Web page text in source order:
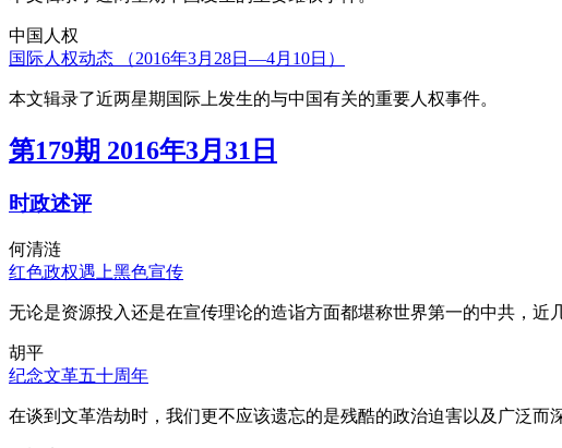
中国人权
国际人权动态 （2016年3月28日—4月10日）
本文辑录了近两星期国际上发生的与中国有关的重要人权事件。
第179期 2016年3月31日
时政述评
何清涟
红色政权遇上黑色宣传
无论是资源投入还是在宣传理论的造诣方面都堪称世界第一的中共，近
胡平
纪念文革五十周年
在谈到文革浩劫时，我们更不应该遗忘的是残酷的政治迫害以及广泛